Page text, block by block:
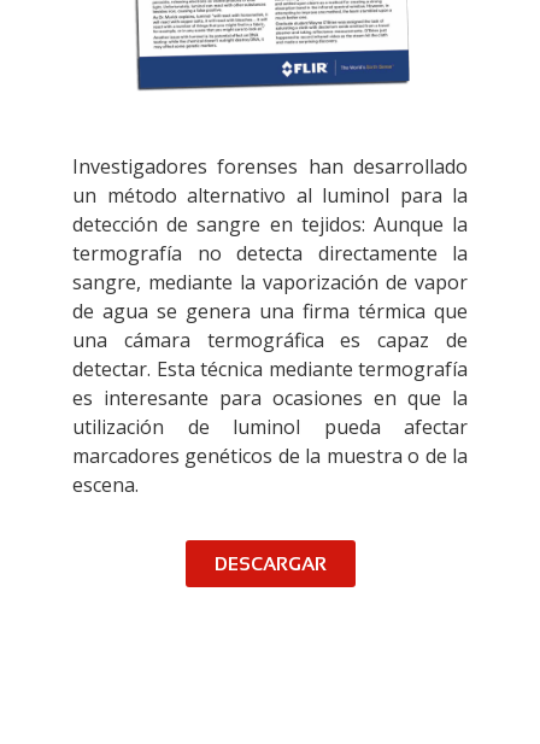
Investigadores forenses han desarrollado
un método alternativo al luminol para la
detección de sangre en tejidos: Aunque la
termografía no detecta directamente la
sangre, mediante la vaporización de vapor
de agua se genera una firma térmica que
una cámara termográfica es capaz de
detectar. Esta técnica mediante termografía
es interesante para ocasiones en que la
utilización de luminol pueda afectar
marcadores genéticos de la muestra o de la
escena.
DESCARGAR